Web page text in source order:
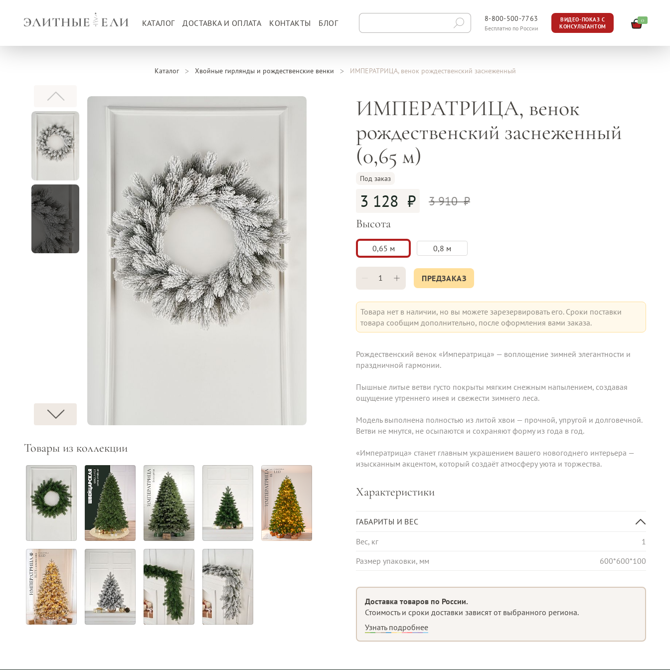
КАТАЛОГ ДОСТАВКА И ОПЛАТА КОНТАКТЫ БЛОГ 8-800-500-7763
Бесплатно по России
ВИДЕО-ПОКАЗ С
КОНСУЛЬТАНТОМ
0
Каталог Хвойные гирлянды и рождественские венки ИМПЕРАТРИЦА, венок рождественский заснеженный
Товары из коллекции
ИМПЕРАТРИЦА, венок
рождественский заснеженный
(0,65 м)
Под заказ
3 910
3 128
Высота
0,65 м 0,8 м
ПРЕДЗАКАЗ
Товара нет в наличии, но вы можете зарезервировать его. Сроки поставки
товара сообщим дополнительно, после оформления вами заказа.
Рождественский венок «Императрица» — воплощение зимней элегантности и
праздничной гармонии.
Пышные литые ветви густо покрыты мягким снежным напылением, создавая
ощущение утреннего инея и свежести зимнего леса.
Модель выполнена полностью из литой хвои — прочной, упругой и долговечной.
Ветви не мнутся, не осыпаются и сохраняют форму из года в год.
«Императрица» станет главным украшением вашего новогоднего интерьера —
изысканным акцентом, который создаёт атмосферу уюта и торжества.
Характеристики
ГАБАРИТЫ И ВЕС
Вес, кг
1
Размер упаковки, мм
600*600*100
Доставка товаров по России.
Стоимость и сроки доставки зависят от выбранного региона.
Узнать подробнее